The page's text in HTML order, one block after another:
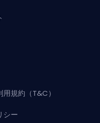
規約（T&C）
シー